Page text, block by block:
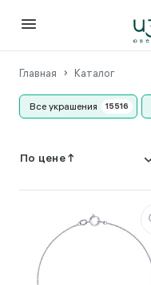
Главная Каталог
Все украшения